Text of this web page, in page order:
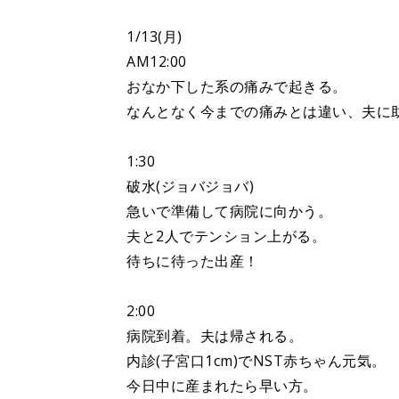
1/13(月)
AM12:00
おなか下した系の痛みで起きる。
なんとなく今までの痛みとは違い、夫に
1:30
破水(ジョバジョバ)
急いで準備して病院に向かう。
夫と2人でテンション上がる。
待ちに待った出産！
2:00
病院到着。夫は帰される。
内診(子宮口1cm)でNST赤ちゃん元気。
今日中に産まれたら早い方。